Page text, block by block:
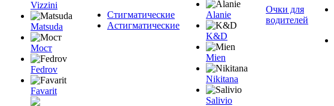
Vizzini
Matsuda
Мост
Fedrov
Favarit
Стигматические
Астигматические
Alanie
K&D
Mien
Nikitana
Salivio
Очки для
водителей